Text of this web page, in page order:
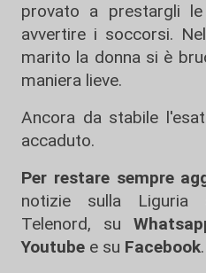
provato a prestargli
avvertire i soccorsi.
marito la donna si è
maniera lieve.
Ancora da stabile
accaduto.
Per restare sempre
notizie sulla Liguria
Telenord, su
Youtube e su Facebook.